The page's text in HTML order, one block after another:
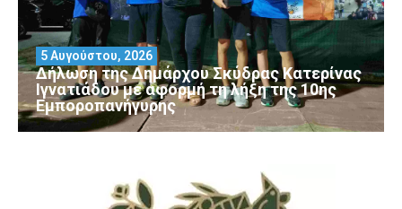
Δήλωση της Δημάρχου Σκύδρας Κατερίνας
Ιγνατιάδου με αφορμή τη λήξη της 10ης
Εμποροπανήγυρης
5 Αυγούστου, 2026